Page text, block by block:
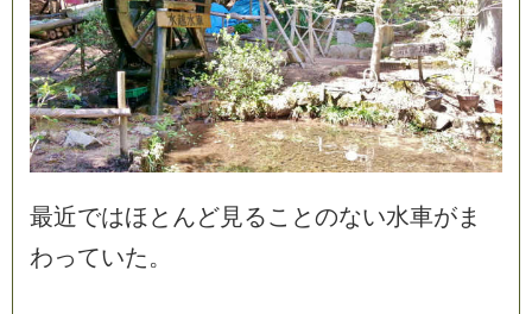
最近ではほ と んど見るこ とのない水車がま
わっていた。